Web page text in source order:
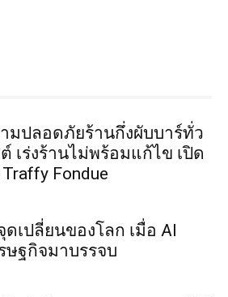
มปลอดภัยร้านกึ่งผับบาร์ทั่ว
เร่งร้านไม่พร้อมแก้ไข เปิด
Fondue
ดเปลี่ยนของโลก เมื่อ AI
ษฐกิจมาบรรจบ